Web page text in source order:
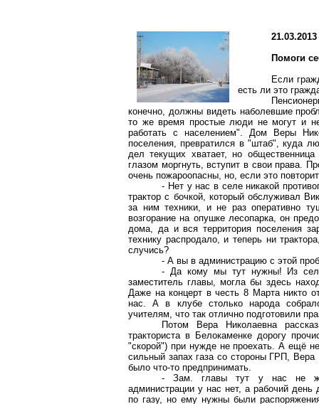
21.03.2013
Помоги
Если
есть ли это
конечно, должны видеть наболевшие
то же время простые люди не могут и
работать с населением". Дом Веры
поселения, превратился в "штаб", куда
дел текущих хватает, но
глазом моргнуть, вступит в свои права.
очень пожароопасны, но, если это
- Нет у нас в селе никакой
трактор с бочкой, который обслуживал
за ним техники, и не раз оперативно
возгорание на опушке лесопарка, он
дома, да и вся территория поселения
технику распродало, и теперь ни
случись?
- А вы в администрацию с этой
- Да кому мы тут нужны! Из
заместитель главы, могла бы здесь
Даже на концерт в честь 8 Марта никто
нас. А в клубе столько народа
учителям, что так отлично подготовили
Потом Вера Николаевна
тракториста в Белокаменке дорогу
"скорой") при нужде не проехать. А ещё
сильный запах газа со стороны ГРП,
было что-то предпринимать.
- Зам. главы тут у нас не
администрации у нас нет, а рабочий
по газу, но ему нужны были